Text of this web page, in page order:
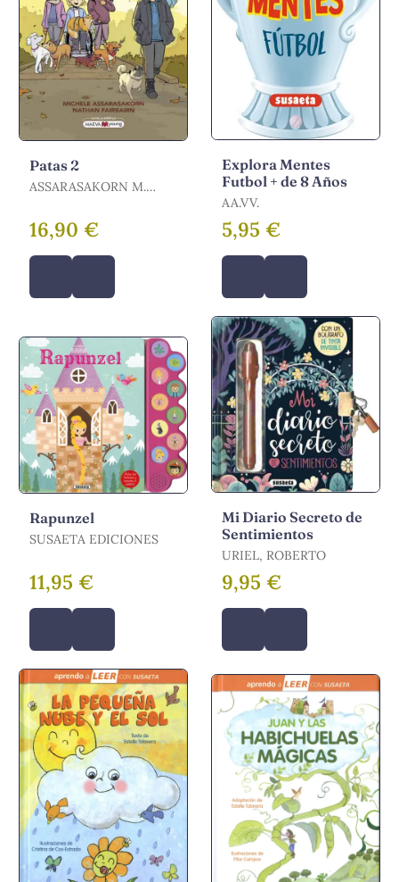
Patas 2
ASSARASAKORN M.
FAIRBAIRN, NATHAN /
ASSARASAKORN,
16,90 €
Explora Mentes
Futbol + de 8 Años
AA.VV.
5,95 €
Rapunzel
SUSAETA EDICIONES
11,95 €
Mi Diario Secreto de
Sentimientos
URIEL, ROBERTO
9,95 €